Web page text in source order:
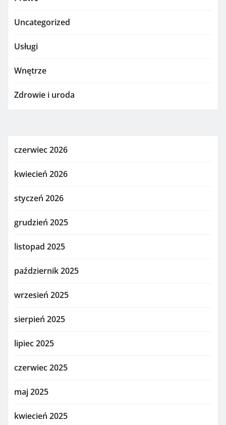
Uncategorized
Usługi
Wnętrze
Zdrowie i uroda
czerwiec 2026
kwiecień 2026
styczeń 2026
grudzień 2025
listopad 2025
październik 2025
wrzesień 2025
sierpień 2025
lipiec 2025
czerwiec 2025
maj 2025
kwiecień 2025